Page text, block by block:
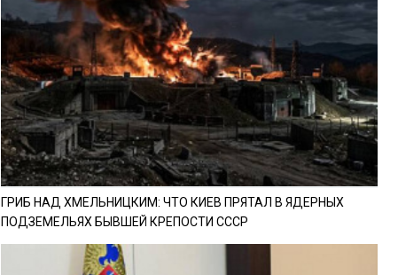
ГРИБ НАД ХМЕЛЬНИЦКИМ: ЧТО КИЕВ ПРЯТАЛ В ЯДЕРНЫХ
ПОДЗЕМЕЛЬЯХ БЫВШЕЙ КРЕПОСТИ СССР